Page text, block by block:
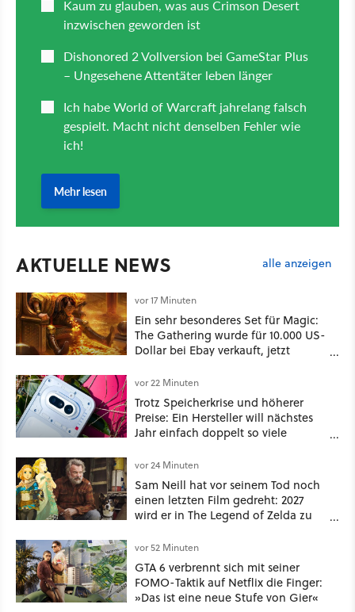
AKTUELLE NEWS alle anzeigen
vor 17 Minuten
Ein sehr besonderes Set für Magic:
The Gathering wurde für 10.000 US-
Dollar bei Ebay verkauft, jetzt
vor 22 Minuten
Trotz Speicherkrise und höherer
Preise: Ein Hersteller will nächstes
Jahr einfach doppelt so viele
bringen
vor 24 Minuten
Sam Neill hat vor seinem Tod noch
einen letzten Film gedreht: 2027
wird er in The Legend of Zelda zu
vor 52 Minuten
GTA 6 verbrennt sich mit seiner
FOMO-Taktik auf Netflix die Finger:
»Das ist eine neue Stufe von Gier«